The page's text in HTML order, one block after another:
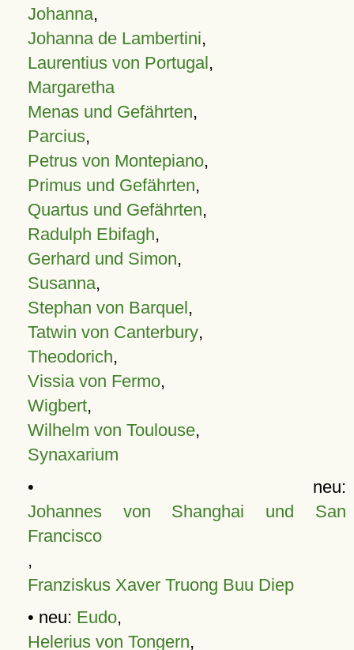
Johanna,
Johanna de Lambertini,
Laurentius von Portugal,
Margaretha
Menas und Gefährten,
Parcius,
Petrus von Montepiano,
Primus und Gefährten,
Quartus und Gefährten,
Radulph Ebifagh,
Gerhard und Simon,
Susanna,
Stephan von Barquel,
Tatwin von Canterbury,
Theodorich,
Vissia von Fermo,
Wigbert,
Wilhelm von Toulouse,
Synaxarium
• neu:
Johannes von Shanghai und San
Francisco
,
Franziskus Xaver Truong Buu Diep
• neu: Eudo,
Helerius von Tongern,